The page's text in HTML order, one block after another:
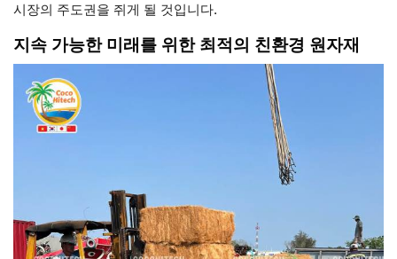
시장의 주도권을 쥐게 될 것입니다.
지속 가능한 미래를 위한 최적의 친환경 원자재